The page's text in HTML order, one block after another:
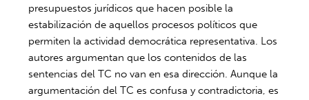
presupuestos jurídicos que hacen posible la
estabilización de aquellos procesos políticos que
permiten la actividad democrática representativa. Los
autores argumentan que los contenidos de las
sentencias del TC no van en esa dirección. Aunque la
argumentación del TC es confusa y contradictoria, es